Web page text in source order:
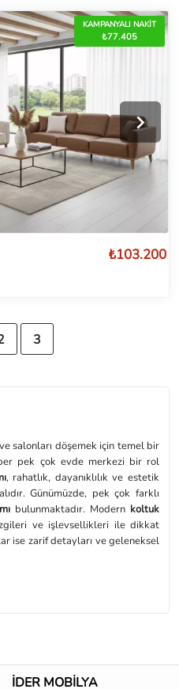
salonları döşemek için temel bir
pek çok evde merkezi bir rol
, rahatlık, dayanıklılık ve estetik
Günümüzde, pek çok farklı
bulunmaktadır. Modern koltuk
ve işlevsellikleri ile dikkat
ise zarif detayları ve geleneksel
kullanılabilir ve mekâna uygun
ile bütçe yer alır. Büyük bir
birkoltuk takımı
3
KAMPANYALI NAKİT
₺77.405
₺103.200
İDER MOBİLYA